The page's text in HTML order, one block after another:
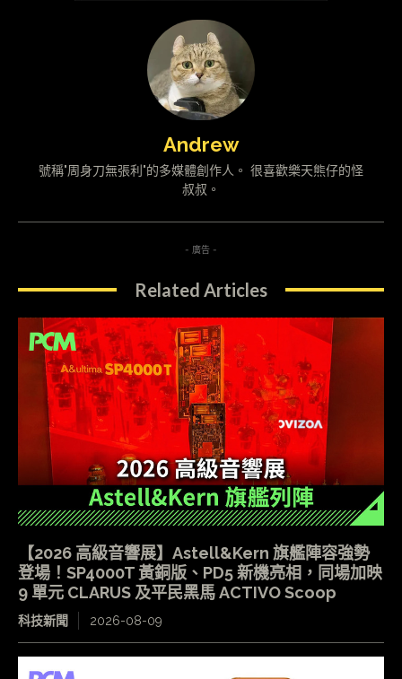
Andrew
號稱"周身刀無張利"的多媒體創作人。 很喜歡樂天熊仔的怪
叔叔。
- 廣告 -
Related Articles
【2026 高級音響展】Astell&Kern 旗艦陣容強勢
登場！SP4000T 黃銅版、PD5 新機亮相，同場加映
9 單元 CLARUS 及平民黑馬 ACTIVO Scoop
科技新聞 2026-08-09